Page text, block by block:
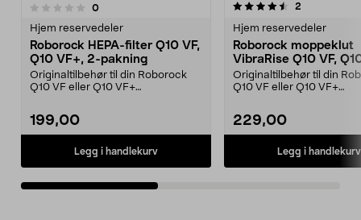
0anmeldelser
Hjem reservedeler
Roborock HEPA-filter Q10 VF,
Q10 VF+, 2-pakning
Originaltilbehør til din Roborock
Q10 VF eller Q10 VF+
199,00
Legg i handlekurv
4.5av 5 stjerner 2
Hjem reservedeler
Roborock moppeklut
VibraRise Q10 VF,
2-pakning
Originaltilbehør til din
Q10 VF eller Q10 VF+
229,00
Legg i handlekurv
0.0 av 5 stjerner